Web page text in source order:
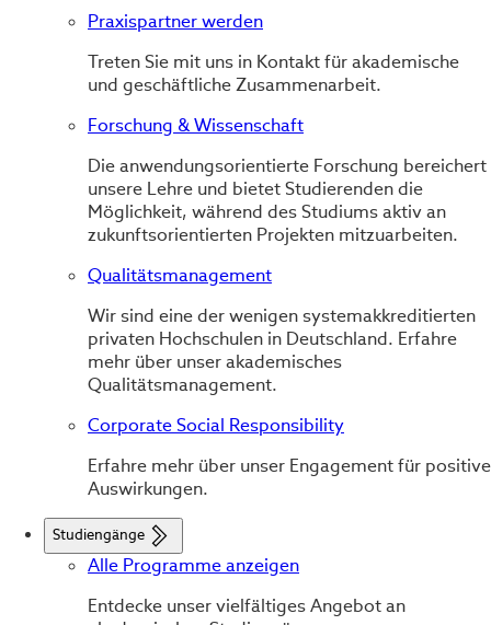
Praxispartner werden
Treten Sie mit uns in Kontakt für akademische
und geschäftliche Zusammenarbeit.
Forschung & Wissenschaft
Die anwendungsorientierte Forschung bereichert
unsere Lehre und bietet Studierenden die
Möglichkeit, während des Studiums aktiv an
zukunftsorientierten Projekten mitzuarbeiten.
Qualitätsmanagement
Wir sind eine der wenigen systemakkreditierten
privaten Hochschulen in Deutschland. Erfahre
mehr über unser akademisches
Qualitätsmanagement.
Corporate Social Responsibility
Erfahre mehr über unser Engagement für positive
Auswirkungen.
Studiengänge
Alle Programme anzeigen
Entdecke unser vielfältiges Angebot an